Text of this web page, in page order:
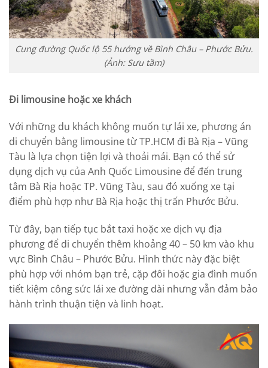
Cung đường Quốc lộ 55 hướng về Bình Châu – Phước Bửu.
(Ảnh: Sưu tầm)
Đi limousine hoặc xe khách
Với những du khách không muốn tự lái xe, phương án
di chuyển bằng limousine từ TP.HCM đi Bà Rịa – Vũng
Tàu là lựa chọn tiện lợi và thoải mái. Bạn có thể sử
dụng dịch vụ của Anh Quốc Limousine để đến trung
tâm Bà Rịa hoặc TP. Vũng Tàu, sau đó xuống xe tại
điểm phù hợp như Bà Rịa hoặc thị trấn Phước Bửu.
Từ đây, bạn tiếp tục bắt taxi hoặc xe dịch vụ địa
phương để di chuyển thêm khoảng 40 – 50 km vào khu
vực Bình Châu – Phước Bửu. Hình thức này đặc biệt
phù hợp với nhóm bạn trẻ, cặp đôi hoặc gia đình muốn
tiết kiệm công sức lái xe đường dài nhưng vẫn đảm bảo
hành trình thuận tiện và linh hoạt.